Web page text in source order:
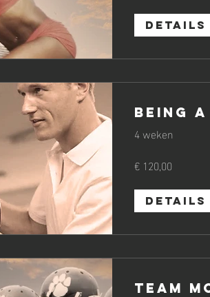
Details
Being
4 weken
€ 120,00
Details
Team